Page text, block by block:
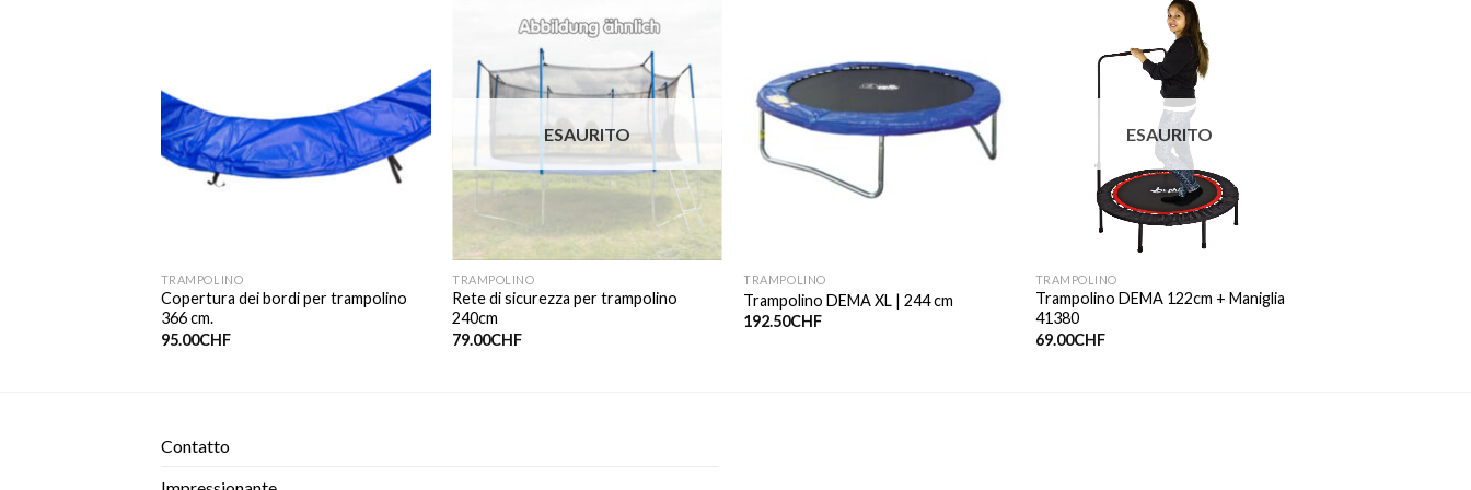
TRAMPOLINO
Copertura dei bordi per trampolino
366 cm.
95.00CHF
ESAURITO
TRAMPOLINO
Rete di sicurezza per trampolino
240cm
79.00CHF
TRAMPOLINO
Trampolino DEMA XL | 244 cm
192.50CHF
ESAURITO
TRAMPOLINO
Trampolino DEMA 122cm + Maniglia
41380
69.00CHF
Contatto​